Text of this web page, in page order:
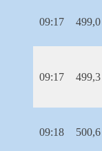
09:17 499,0
09:17 499,3
09:18 500,6